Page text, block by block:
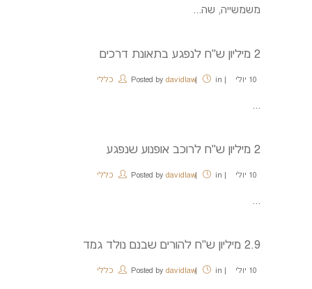
משמשייה, שה...
2 מיליון ש"ח לנפגע בתאונת דרכים
10 יולי Posted by davidlaw in כללי
...
2 מיליון ש"ח לרוכב אופנוע שנפגע
10 יולי Posted by davidlaw in כללי
...
2.9 מיליון ש"ח להורים שבנם נולד גמד
10 יולי Posted by davidlaw in כללי